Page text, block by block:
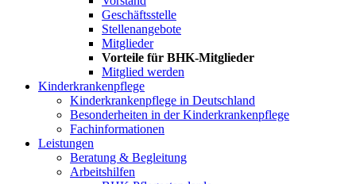
Geschäftsstelle
Stellenangebote
Mitglieder
Vorteile für BHK-Mitglieder
Mitglied werden
Kinderkrankenpflege
Kinderkrankenpflege in Deutschland
Besonderheiten in der Kinderkrankenpflege
Fachinformationen
Leistungen
Beratung & Begleitung
Arbeitshilfen